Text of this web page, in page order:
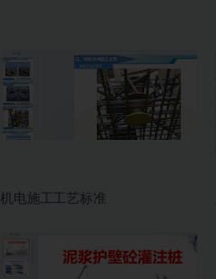
机电施工工艺标准